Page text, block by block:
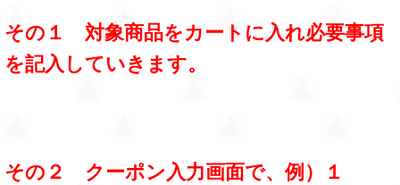
その１ 対象商品をカートに入れ必要事項
を記入していきます。
その２ クーポン入力画面で、例）１